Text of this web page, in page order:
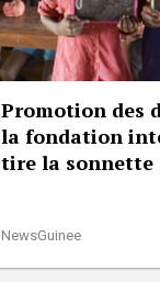
Promotion des
la fondation
tire la sonnette
NewsGuinee